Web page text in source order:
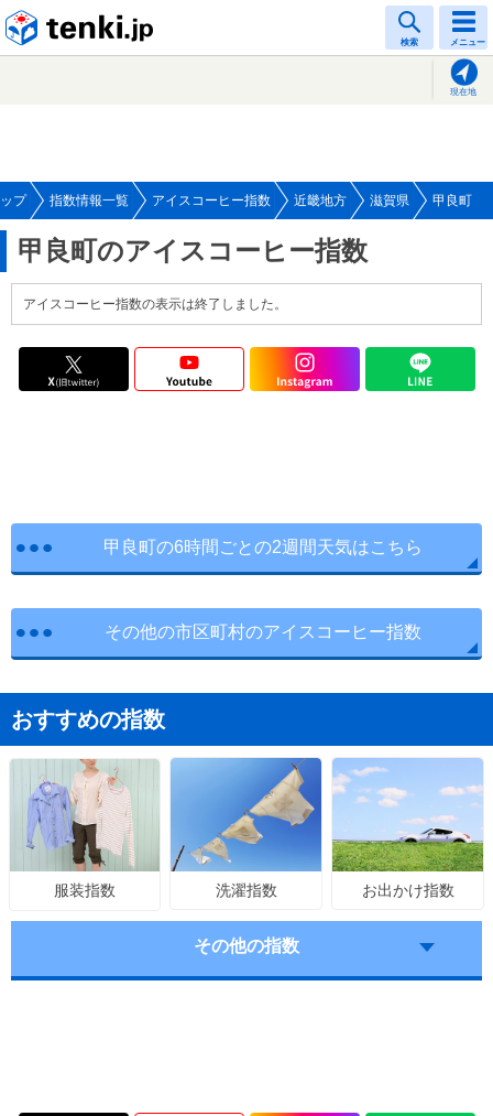
検索 メニュー
現在地
プ 指数情報一覧 アイスコーヒー指数 近畿地方 滋賀県 甲良町
甲良町のアイスコーヒー指数
アイスコーヒー指数の表示は終了しました。
甲良町の6時間ごとの2週間天気はこちら
その他の市区町村のアイスコーヒー指数
おすすめの指数
服装指数 洗濯指数 お出かけ指数
その他の指数